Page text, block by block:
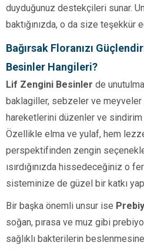
duyduğunuz destekçileri sunar.
baktığınızda, o da size teşekkür
Bağırsak Floranızı
Besinler Hangileri?
Lif Zengini Besinler de
baklagiller, sebzeler ve
hareketlerini düzenler ve
Özellikle elma ve yulaf, hem
perspektifinden zengin
ısırdığınızda hissedeceğiniz o
sisteminize de güzel bir katkı
Bir başka önemli unsur ise
soğan, pırasa ve muz gibi
sağlıklı bakterilerin beslenmesine